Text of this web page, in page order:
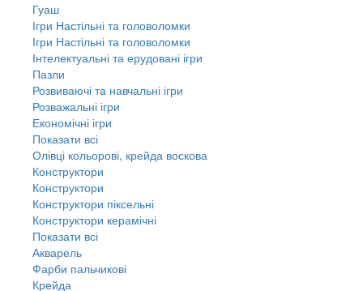
Гуаш
Ігри Настільні та головоломки
Ігри Настільні та головоломки
Інтелектуальні та ерудовані ігри
Пазли
Розвиваючі та навчальні ігри
Розважальні ігри
Економічні ігри
Показати всі
Олівці кольорові, крейда воскова
Конструктори
Конструктори
Конструктори піксельні
Конструктори керамічні
Показати всі
Акварель
Фарби пальчикові
Крейда